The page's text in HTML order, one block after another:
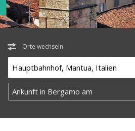
Orte wechseln